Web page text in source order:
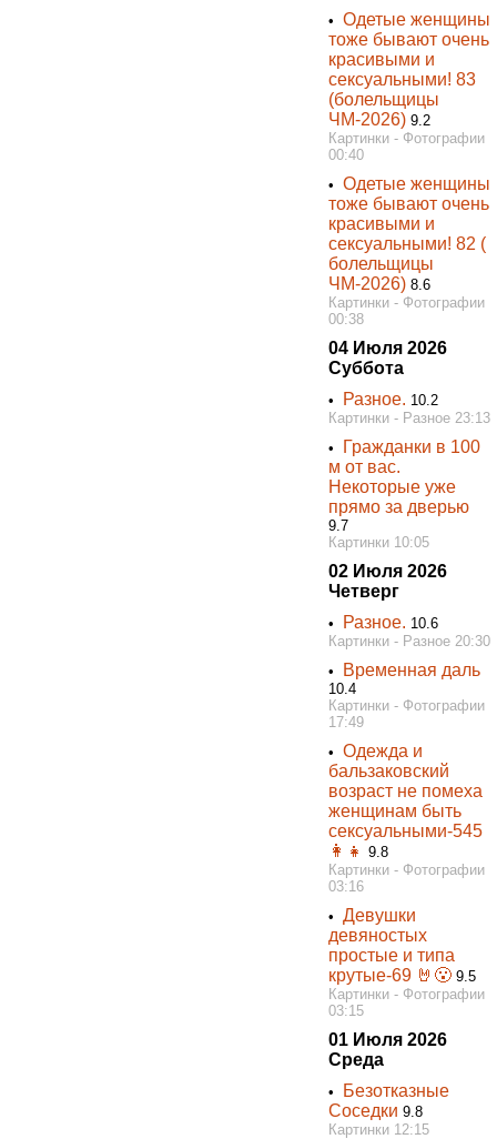
•Одетые женщины
тоже бывают очень
красивыми и
сексуальными! 83
(болельщицы
ЧМ-2026) 9.2
Картинки - Фотографии
00:40
•Одетые женщины
тоже бывают очень
красивыми и
сексуальными! 82 (
болельщицы
ЧМ-2026) 8.6
Картинки - Фотографии
00:38
04 Июля 2026
Суббота
• Разное. 10.2
Картинки - Разное 23:13
•
Гражданки в 100
м от вас.
Некоторые уже
прямо за дверью
9.7
Картинки 10:05
02 Июля 2026
Четверг
• Разное. 10.6
Картинки - Разное 20:30
•
Временная даль
10.4
Картинки - Фотографии
17:49
•Одежда и
бальзаковский
возраст не помеха
женщинам быть
сексуальными-545
👩👧 9.8
Картинки - Фотографии
03:16
•Девушки
девяностых
простые и типа
крутые-69 🤘😮 9.5
Картинки - Фотографии
03:15
01 Июля 2026
Среда
•
Безотказные
Соседки 9.8
Картинки 12:15